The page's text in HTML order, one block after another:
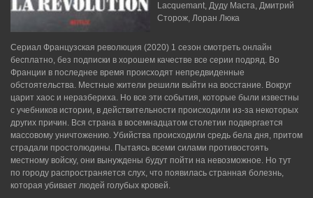
Lacquemant, Дуду Маста, Дмитрий
Сторож, Лоран Люка
Сериал Французская революция (2020) 1 сезон смотреть онлайн
бесплатно, без подписки в хорошем качестве все серии подряд. Во
Франции в последнее время происходят непредвиденные
обстоятельства. Местные жители решили выйти на восстание. Вокруг
царит хаос и неразбериха. Но все эти события, которые были известны
с учебников истории, в действительности происходили из-за некоторых
других причин. Вся страна в восемнадцатом столетии подвергается
массовому уничтожению. Убийства происходили средь бела дня, притом
страдали простолюдины. Пытаясь всеми силами противостоять
местному войску, они вынуждены будут пойти на невозможное. Но тут
по городу распространяется слух, что появилась странная болезнь,
которая убивает людей голубых кровей.